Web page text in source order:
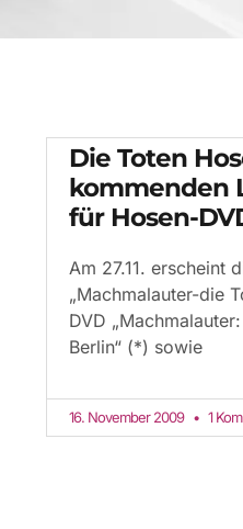
Die Toten
kommenden
für Hosen-
Am 27.11. erscheint
„Machmalauter-die
DVD
Berlin“ (*) sowie
16. November 2009 1